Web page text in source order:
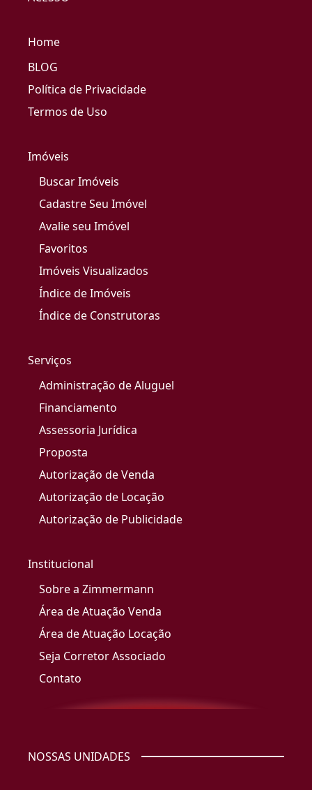
Home
BLOG
Política de Privacidade
Termos de Uso
Imóveis
Buscar Imóveis
Cadastre Seu Imóvel
Avalie seu Imóvel
Favoritos
Imóveis Visualizados
Índice de Imóveis
Índice de Construtoras
Serviços
Administração de Aluguel
Financiamento
Assessoria Jurídica
Proposta
Autorização de Venda
Autorização de Locação
Autorização de Publicidade
Institucional
Sobre a Zimmermann
Área de Atuação Venda
Área de Atuação Locação
Seja Corretor Associado
Contato
NOSSAS UNIDADES